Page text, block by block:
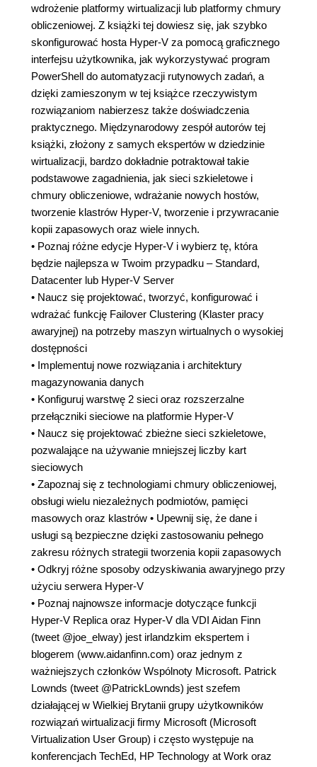
wdrożenie platformy wirtualizacji lub platformy chmury
obliczeniowej. Z książki tej dowiesz się, jak szybko
skonfigurować hosta Hyper-V za pomocą graficznego
interfejsu użytkownika, jak wykorzystywać program
PowerShell do automatyzacji rutynowych zadań, a
dzięki zamieszonym w tej książce rzeczywistym
rozwiązaniom nabierzesz także doświadczenia
praktycznego. Międzynarodowy zespół autorów tej
książki, złożony z samych ekspertów w dziedzinie
wirtualizacji, bardzo dokładnie potraktował takie
podstawowe zagadnienia, jak sieci szkieletowe i
chmury obliczeniowe, wdrażanie nowych hostów,
tworzenie klastrów Hyper-V, tworzenie i przywracanie
kopii zapasowych oraz wiele innych.
• Poznaj różne edycje Hyper-V i wybierz tę, która
będzie najlepsza w Twoim przypadku – Standard,
Datacenter lub Hyper-V Server
• Naucz się projektować, tworzyć, konfigurować i
wdrażać funkcję Failover Clustering (Klaster pracy
awaryjnej) na potrzeby maszyn wirtualnych o wysokiej
dostępności
• Implementuj nowe rozwiązania i architektury
magazynowania danych
• Konfiguruj warstwę 2 sieci oraz rozszerzalne
przełączniki sieciowe na platformie Hyper-V
• Naucz się projektować zbieżne sieci szkieletowe,
pozwalające na używanie mniejszej liczby kart
sieciowych
• Zapoznaj się z technologiami chmury obliczeniowej,
obsługi wielu niezależnych podmiotów, pamięci
masowych oraz klastrów • Upewnij się, że dane i
usługi są bezpieczne dzięki zastosowaniu pełnego
zakresu różnych strategii tworzenia kopii zapasowych
• Odkryj różne sposoby odzyskiwania awaryjnego przy
użyciu serwera Hyper-V
• Poznaj najnowsze informacje dotyczące funkcji
Hyper-V Replica oraz Hyper-V dla VDI Aidan Finn
(tweet @joe_elway) jest irlandzkim ekspertem i
blogerem (www.aidanfinn.com) oraz jednym z
ważniejszych członków Wspólnoty Microsoft. Patrick
Lownds (tweet @PatrickLownds) jest szefem
działającej w Wielkiej Brytanii grupy użytkowników
rozwiązań wirtualizacji firmy Microsoft (Microsoft
Virtualization User Group) i często występuje na
konferencjach TechEd, HP Technology at Work oraz